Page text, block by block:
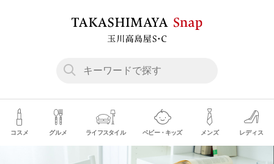
コスメ グルメ ライフスタイル ベビー・キッズ メンズ レディス